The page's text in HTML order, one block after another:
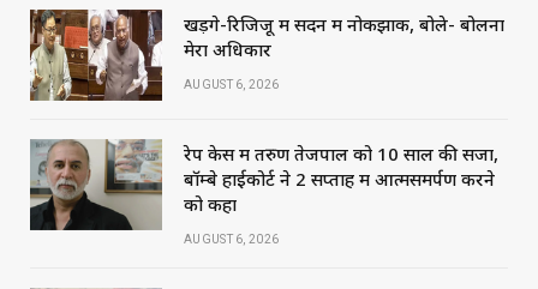
खड़गे-रिजिजू में सदन में नोकझोंक, बोले- बोलना
मेरा अधिकार
AUGUST 6, 2026
रेप केस में तरुण तेजपाल को 10 साल की सजा,
बॉम्बे हाईकोर्ट ने 2 सप्ताह में आत्मसमर्पण करने
को कहा
AUGUST 6, 2026